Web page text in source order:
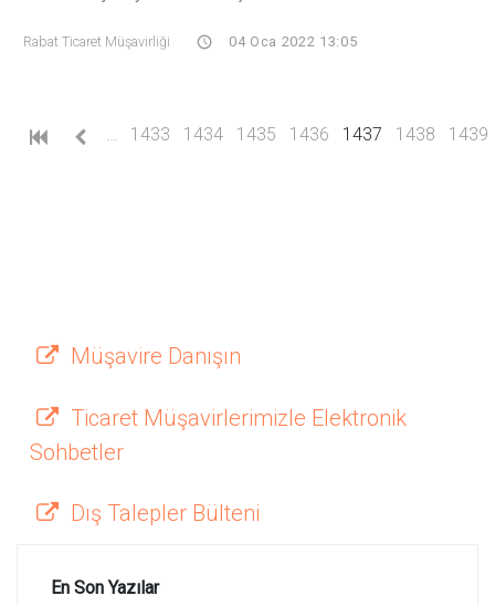
Rabat Ticaret Müşavirliği 04 Oca 2022 13:05
1433 1434 1435 1436 1437 (current)
1438 1439
Müşavire Danışın
Ticaret Müşavirlerimizle Elektronik
Sohbetler
Dış Talepler Bülteni
En Son Yazılar